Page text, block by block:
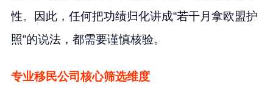
性。因此，任何把功绩归化讲成“若干月拿欧盟护
照”的说法，都需要谨慎核验。
专业移民公司核心筛选维度